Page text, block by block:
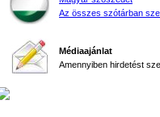
Az összes szótárban
Médiaajánlat
Amennyiben hirdetést